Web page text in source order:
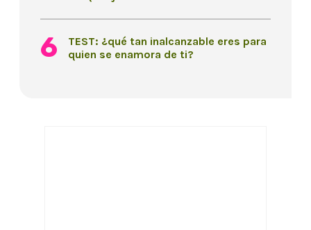
TEST: ¿qué tan inalcanzable eres para
quien se enamora de ti?